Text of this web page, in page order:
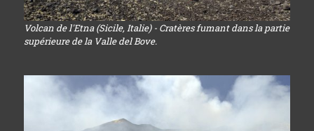
Volcan de l'Etna (Sicile, Italie) - Cratères fumant dans la partie
supérieure de la Valle del Bove.